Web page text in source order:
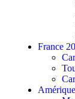
France